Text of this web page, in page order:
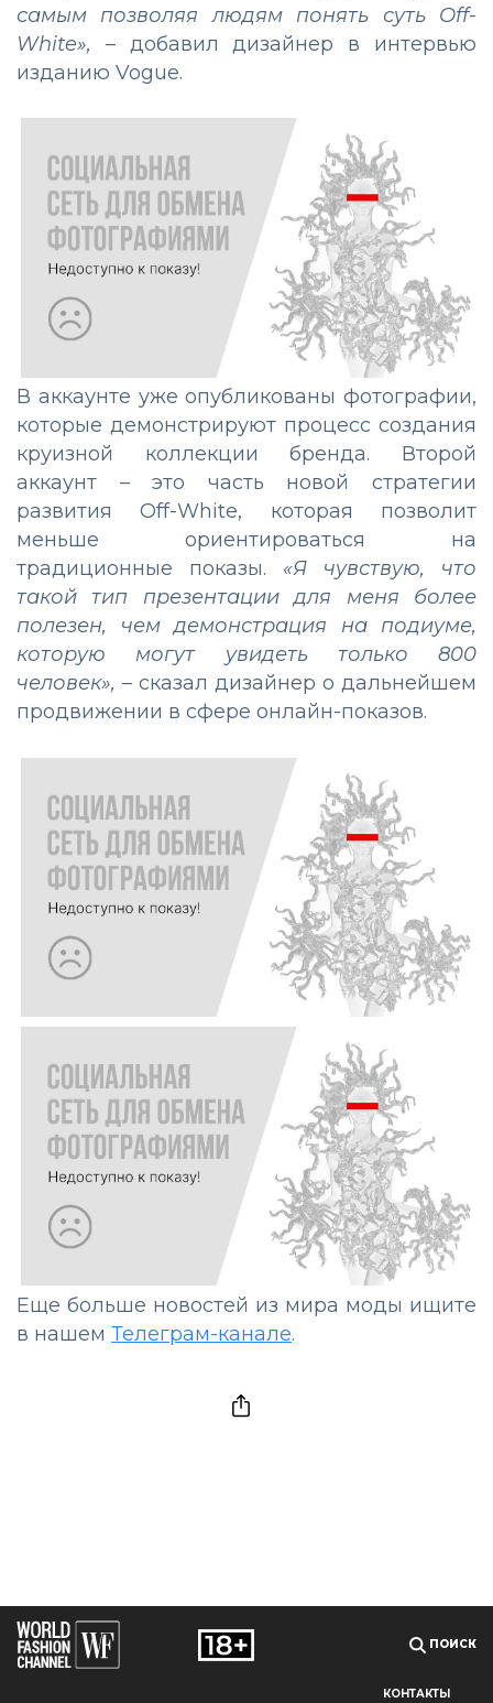
самым позволяя людям понять суть Off-
White», – добавил дизайнер в интервью
изданию Vogue.
В аккаунте уже опубликованы фотографии,
которые демонстрируют процесс создания
круизной коллекции бренда. Второй
аккаунт – это часть новой стратегии
развития Off-White, которая позволит
меньше ориентироваться на
традиционные показы. «Я чувствую, что
такой тип презентации для меня более
полезен, чем демонстрация на подиуме,
которую могут увидеть только 800
человек», – сказал дизайнер о дальнейшем
продвижении в сфере онлайн-показов.
Еще больше новостей из мира моды ищите
в нашем Телеграм-канале.
ПОИСК
КОНТАКТЫ